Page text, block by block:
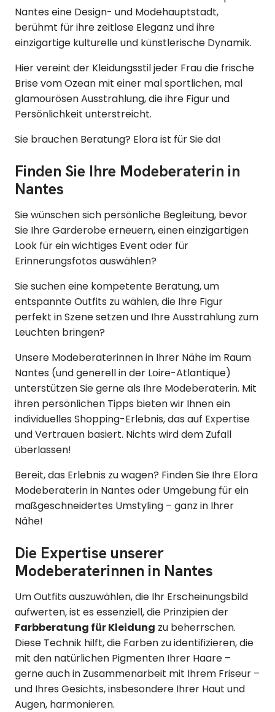
Nantes eine Design- und Modehauptstadt,
berühmt für ihre zeitlose Eleganz und ihre
einzigartige kulturelle und künstlerische Dynamik.
Hier vereint der Kleidungsstil jeder Frau die frische
Brise vom Ozean mit einer mal sportlichen, mal
glamourösen Ausstrahlung, die ihre Figur und
Persönlichkeit unterstreicht.
Sie brauchen Beratung? Elora ist für Sie da!
Finden Sie Ihre Modeberaterin in
Nantes
Sie wünschen sich persönliche Begleitung, bevor
Sie Ihre Garderobe erneuern, einen einzigartigen
Look für ein wichtiges Event oder für
Erinnerungsfotos auswählen?
Sie suchen eine kompetente Beratung, um
entspannte Outfits zu wählen, die Ihre Figur
perfekt in Szene setzen und Ihre Ausstrahlung zum
Leuchten bringen?
Unsere Modeberaterinnen in Ihrer Nähe im Raum
Nantes (und generell in der Loire-Atlantique)
unterstützen Sie gerne als Ihre Modeberaterin. Mit
ihren persönlichen Tipps bieten wir Ihnen ein
individuelles Shopping-Erlebnis, das auf Expertise
und Vertrauen basiert. Nichts wird dem Zufall
überlassen!
Bereit, das Erlebnis zu wagen? Finden Sie Ihre Elora
Modeberaterin in Nantes oder Umgebung für ein
maßgeschneidertes Umstyling – ganz in Ihrer
Nähe!
Die Expertise unserer
Modeberaterinnen in Nantes
Um Outfits auszuwählen, die Ihr Erscheinungsbild
aufwerten, ist es essenziell, die Prinzipien der
Farbberatung für Kleidung zu beherrschen.
Diese Technik hilft, die Farben zu identifizieren, die
mit den natürlichen Pigmenten Ihrer Haare –
gerne auch in Zusammenarbeit mit Ihrem Friseur –
und Ihres Gesichts, insbesondere Ihrer Haut und
Augen, harmonieren.